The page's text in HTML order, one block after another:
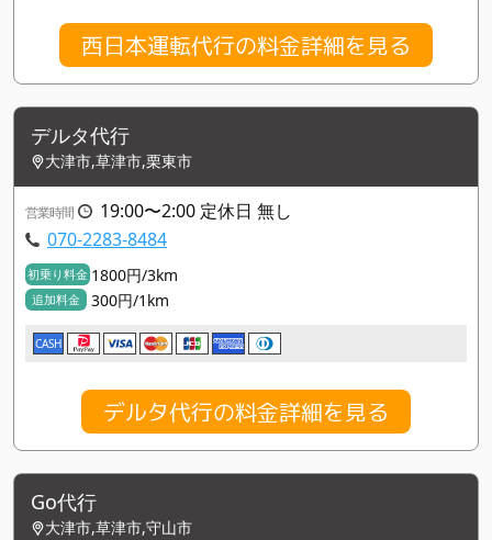
西日本運転代行の料金詳細を見る
デルタ代行
大津市,草津市,栗東市
営業時間
19:00〜2:00 定休日 無し
070-2283-8484
初乗り料金 1800円/3km
追加料金 300円/1km
CASH
デルタ代行の料金詳細を見る
Go代行
大津市,草津市,守山市